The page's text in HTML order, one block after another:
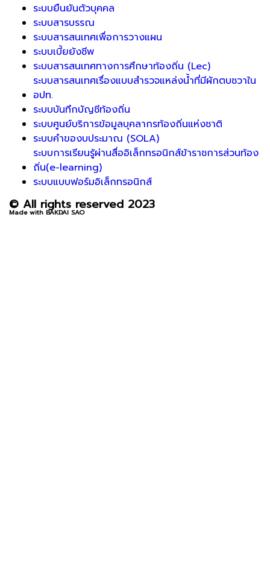
ระบบยืนยันตัวบุคคล
ระบบสารบรรณ
ระบบสารสนเทศเพื่อการวางแผน
ระบบเบี้ยยังชีพ
ระบบสารสนเทศทางการศึกษาท้องถิ่น (Lec)
ระบบสารสนเทศเรื่องแบบสำรวจแหล่งน้ำที่มีผักตบชวาใน
อปท.
ระบบบันทึกบัญชีท้องถิ่น
ระบบศูนย์บริการข้อมูลบุคลากรท้องถิ่นแห่งชาติ
ระบบคำของบประมาณ (SOLA)
ระบบการเรียนรู้ผ่านสื่ออิเล็กทรอนิกส์ข้าราชการส่วนท้อง
ถิ่น(e-learning)
ระบบแบบฟอร์มอิเล็กทรอนิกส์
© All rights reserved 2023
Made with BAKDAI SAO